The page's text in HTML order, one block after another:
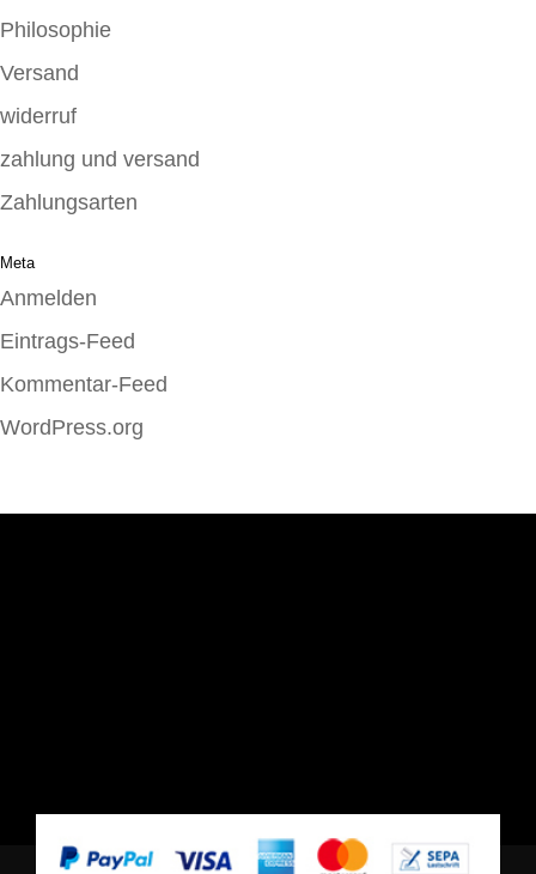
Philosophie
Versand
widerruf
zahlung und versand
Zahlungsarten
Meta
Anmelden
Eintrags-Feed
Kommentar-Feed
WordPress.org